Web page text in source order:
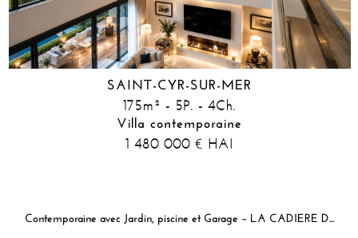
SAINT-CYR-SUR-MER
175m² - 5P. - 4Ch.
Villa contemporaine
1 480 000€ HAI
Contemporaine avec Jardin, piscine et Garage – LA CADIERE D'AZUR